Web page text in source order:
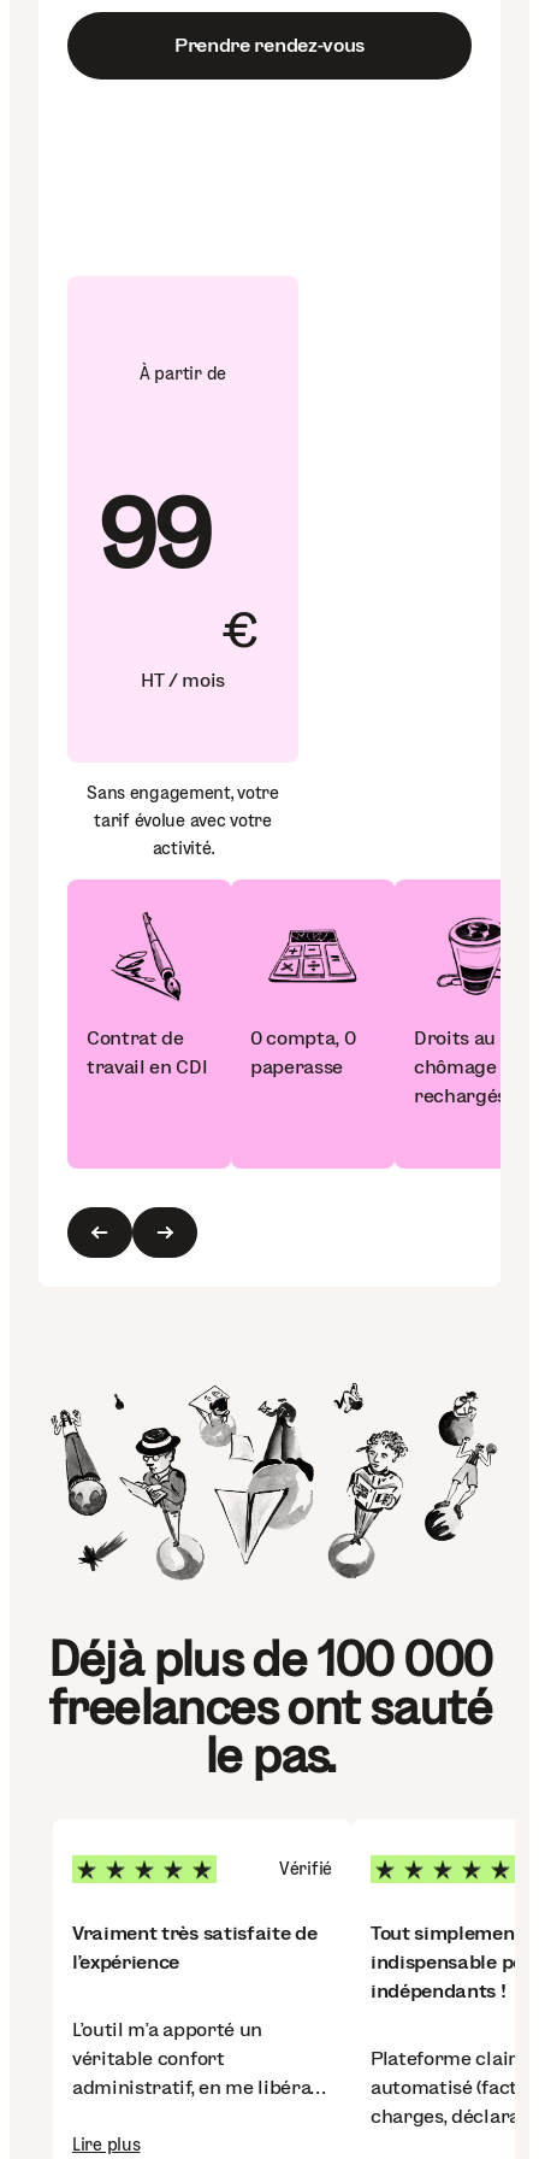
Prendre rendez-vous
À partir de
99
€
HT / mois
Sans engagement, votre
tarif évolue avec votre
activité.
Contrat de
travail en CDI
0 compta, 0
paperasse
Droits au
chômage
rechargés
Déjà plus de 100 000
freelances ont sauté
le pas.
Vérifié
Vraiment très satisfaite de
l’expérience
L’outil m’a apporté un
véritable confort
administratif, en me libérant
me concentrer sur mon
Lire plus
Tout simplement
indispensable
indépendants !
Plateforme claire,
automatisé
charges,